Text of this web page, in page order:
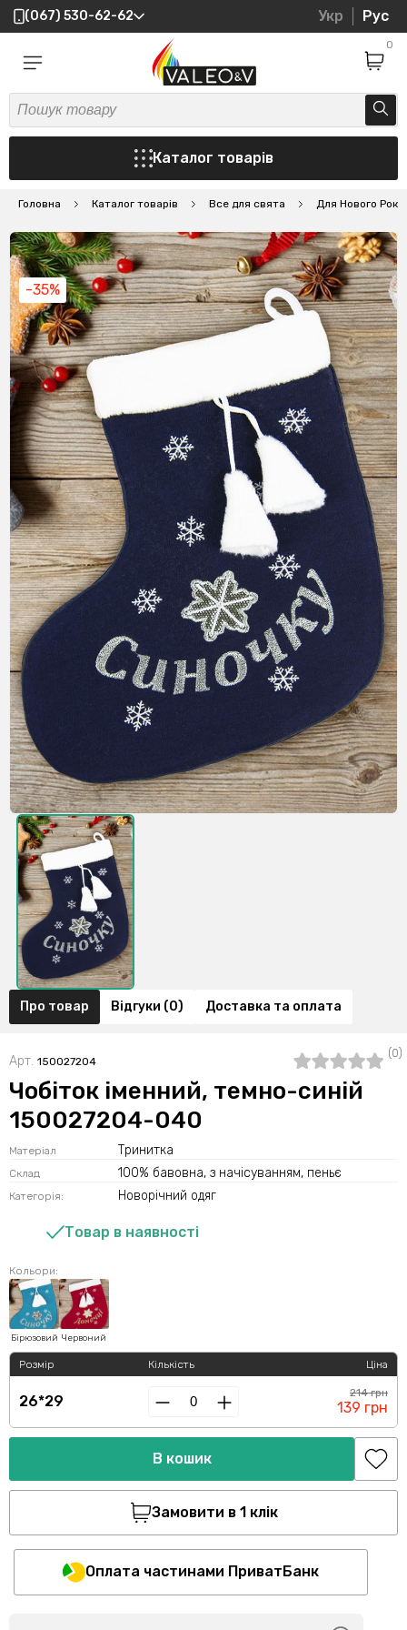
(067) 530-62-62 Укр Рус
0
Каталог товарів
Головна Каталог товарів Все для свята Для Нового Року
-35%
Про товар Відгуки (0) Доставка та оплата
Арт. 150027204
(0)
Чобіток іменний, темно-синій
150027204-040
Матеріал Тринитка
Склад 100% бавовна, з начісуванням, пеньє
Категорія: Новорічний одяг
Товар в наявності
Кольори:
Бірюзовий Червоний
Розмір
26*29
Кількість Ціна
214 грн
139 грн
В кошик
Замовити в 1 клік
Оплата частинами ПриватБанк